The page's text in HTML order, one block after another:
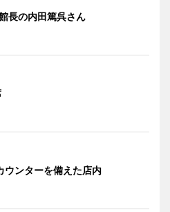
長の内田篤呉さん
ウンターを備えた店内